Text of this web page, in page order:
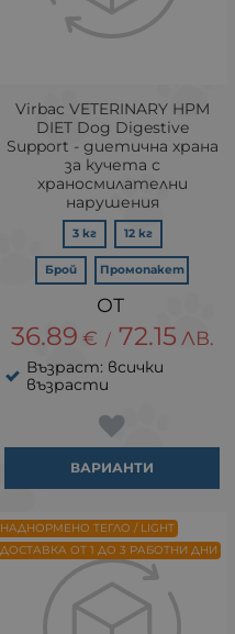
Virbac VETERINARY HPM
DIET Dog Digestive
Support - диетична храна
за кучета с
храносмилателни
нарушения
3 кг 12 кг
Брой Промопакет
36.89 € / 72.15 ЛВ.
Възраст: всички
възрасти
ВАРИАНТИ
НАДНОРМЕНО ТЕГЛО / LIGHT
ДОСТАВКА ОТ 1 ДО 3 РАБОТНИ ДНИ